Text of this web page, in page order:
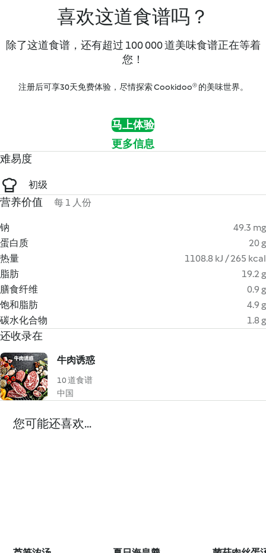
喜欢这道食谱吗？
除了这道食谱，还有超过 100 000 道美味食谱正在等着
您！
注册后可享30天免费体验，尽情探索 Cookidoo® 的美味世界。
马上体验
更多信息
难易度
初级
营养价值 每 1 人份
钠
49.3 mg
蛋白质
20 g
热量
1108.8 kJ / 265 kcal
脂肪
19.2 g
膳食纤维
0.9 g
饱和脂肪
4.9 g
碳水化合物
1.8 g
还收录在
牛肉诱惑
10 道食谱
中国
您可能还喜欢...